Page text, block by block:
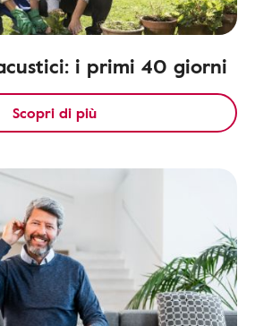
i primi 40 giorni
Scopri di più